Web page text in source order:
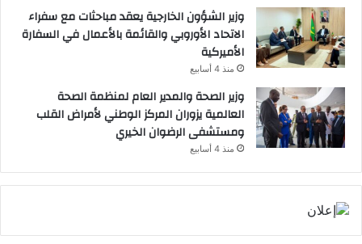
وزير الشؤون الخارجية يعقد مباحثات مع سفراء
الاتحاد الأوروبي والقائمة بالأعمال في السفارة
الأميركية
منذ 4 أسابيع
وزير الصحة والمدير العام لمنظمة الصحة
العالمية يزوران المركز الوطني لأمراض القلب
ومستشفى الرضوان الخيري
منذ 4 أسابيع